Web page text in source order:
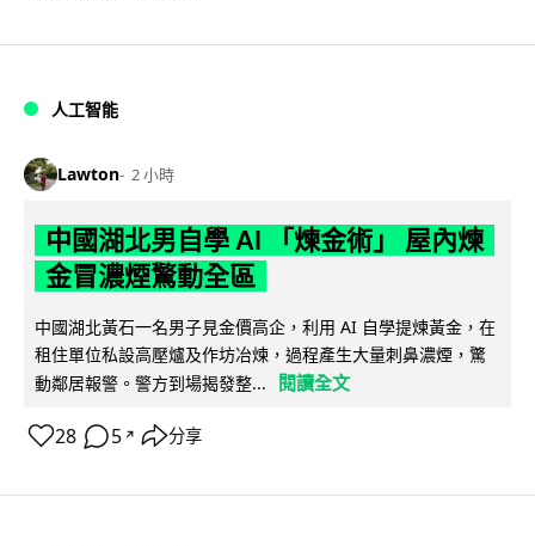
人工智能
Lawton 2 小時
中國湖北男自學 AI 「煉金術」 屋內煉
金冒濃煙驚動全區
中國湖北黃石一名男子見金價高企，利用 AI 自學提煉黃金，在
租住單位私設高壓爐及作坊冶煉，過程產生大量刺鼻濃煙，驚
動鄰居報警。警方到場揭發整...
閱讀全文
28 5 ↗ 分享